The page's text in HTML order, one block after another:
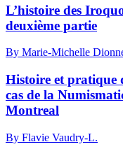
L’histoire des
deuxième partie
By Marie-Michelle
Histoire et pratique
cas de la
Montreal
By Flavie Vaudry-L.